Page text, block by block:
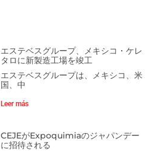
エステベスグループ、メキシコ・ケレ
タロに新製造工場を竣工
エステベスグループは、メキシコ、米
国、中
Leer más
CEJEがExpoquimiaのジャパンデー
に招待される